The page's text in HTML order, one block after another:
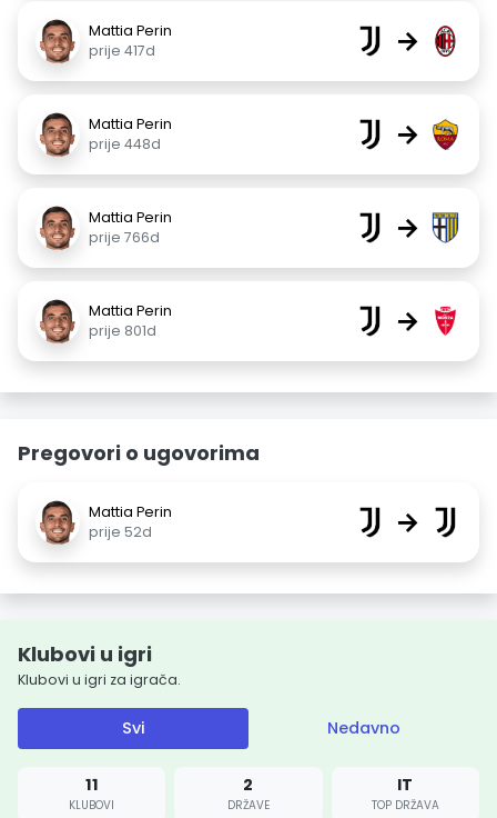
Mattia Perin
prije 417d
→
Mattia Perin
prije 448d
→
Mattia Perin
prije 766d
→
Mattia Perin
prije 801d
→
Pregovori o ugovorima
Mattia Perin
prije 52d
→
Klubovi u igri
Klubovi u igri za igrača.
Svi Nedavno
11
KLUBOVI
2
DRŽAVE
IT
TOP DRŽAVA